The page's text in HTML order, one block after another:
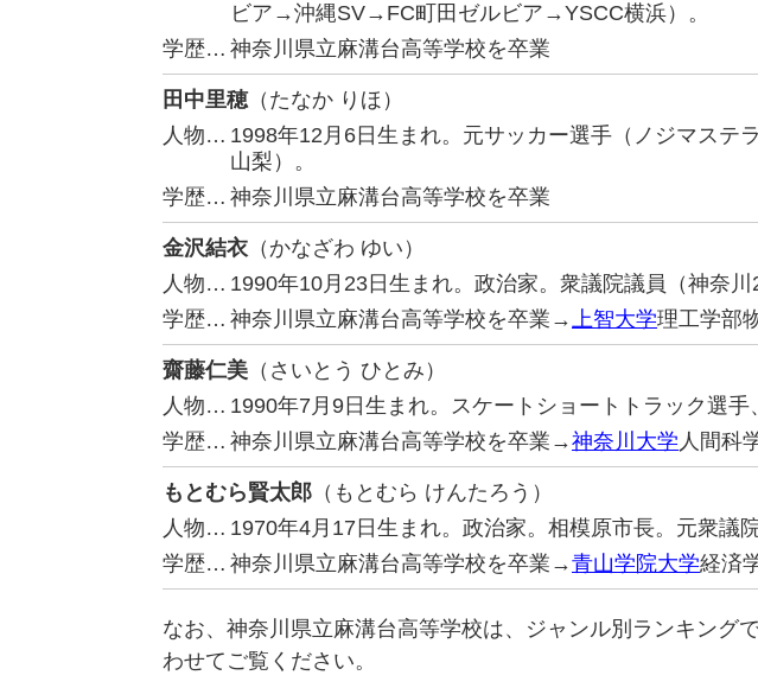
ビア→沖縄SV→FC町田ゼルビア→YSCC横浜）。
学歴… 神奈川県立麻溝台高等学校を卒業
田中里穂（たなか りほ）
人物… 1998年12月6日生まれ。元サッカー選手（ノジマステ
山梨）。
学歴… 神奈川県立麻溝台高等学校を卒業
金沢結衣 （かなざわ ゆい）
人物… 1990年10月23日生まれ。政治家。衆議院議員（神奈川
学歴… 神奈川県立麻溝台高等学校を卒業→上智大学理工学部
齋藤仁美 （さいとう ひとみ）
人物… 1990年7月9日生まれ。スケートショートトラック選手
学歴… 神奈川県立麻溝台高等学校を卒業→神奈川大学 人間科
もとむら賢太郎 （もとむら けんたろう）
人物… 1970年4月17日生まれ。政治家。相模原市長。元衆議院
学歴… 神奈川県立麻溝台高等学校を卒業→青山学院大学経済
なお、神奈川県立麻溝台高等学校は、ジャンル別ランキング
わせてご覧ください。